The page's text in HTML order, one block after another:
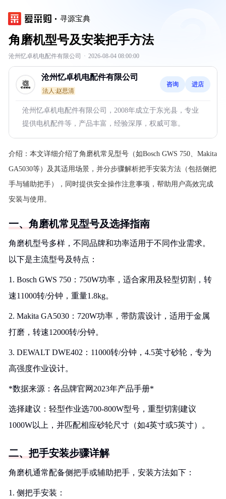
寻源宝典
角磨机型号及安装把手方法
沧州忆卓机电配件有限公司 · 2026-08-04 08:00:00
沧州忆卓机电配件有限公司
法人:赵思清
咨询 进店
沧州忆卓机电配件有限公司，2008年成立于东光县，专业
提供电机配件等，产品丰富，经验深厚，权威可靠。
介绍： 本文详细介绍了角磨机常见型号（如Bosch GWS 750、Makita
GA5030等）及其适用场景，并分步骤解析把手安装方法（包括侧把
手与辅助把手），同时提供安全操作注意事项，帮助用户高效完成
安装与使用。
一、角磨机常见型号及选择指南
角磨机型号多样，不同品牌和功率适用于不同作业需求。
以下是主流型号及特点：
1. Bosch GWS 750：750W功率，适合家用及轻型切割，转
速11000转/分钟，重量1.8kg。
2. Makita GA5030：720W功率，带防震设计，适用于金属
打磨，转速12000转/分钟。
3. DEWALT DWE402：11000转/分钟，4.5英寸砂轮，专为
高强度作业设计。
*数据来源：各品牌官网2023年产品手册*
选择建议：轻型作业选700-800W型号，重型切割建议
1000W以上，并匹配相应砂轮尺寸（如4英寸或5英寸）。
二、把手安装步骤详解
角磨机通常配备侧把手或辅助把手，安装方法如下：
1. 侧把手安装：